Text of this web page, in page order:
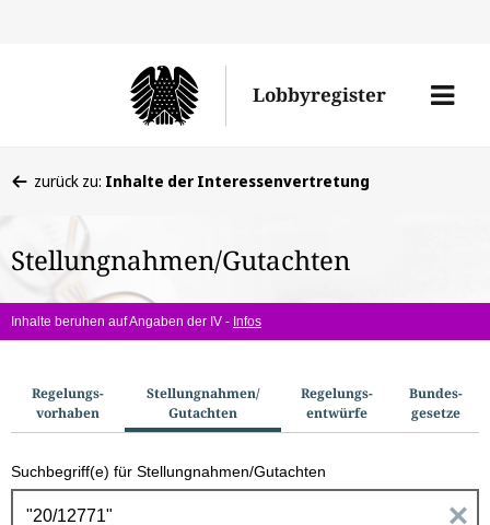
den
Lobbyregister
Menü
befinden
hier:
zurück zu: Inhalte der Interessenvertretung
Stellungnahmen/Gutachten
Inhalte beruhen auf Angaben der IV - Infos
u
c
h
Regelungs­
vorhaben
Stellungnahmen/​
Gutachten
Regelungs­
entwürfe
Bundes­
gesetze
Suchbegriff(e) für Stellungnahmen/Gutachten